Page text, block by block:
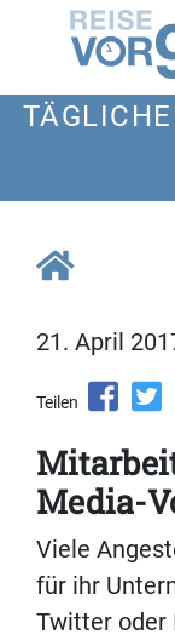
21. April
Teilen
Media-
Viele
für ihr
Twitter oder